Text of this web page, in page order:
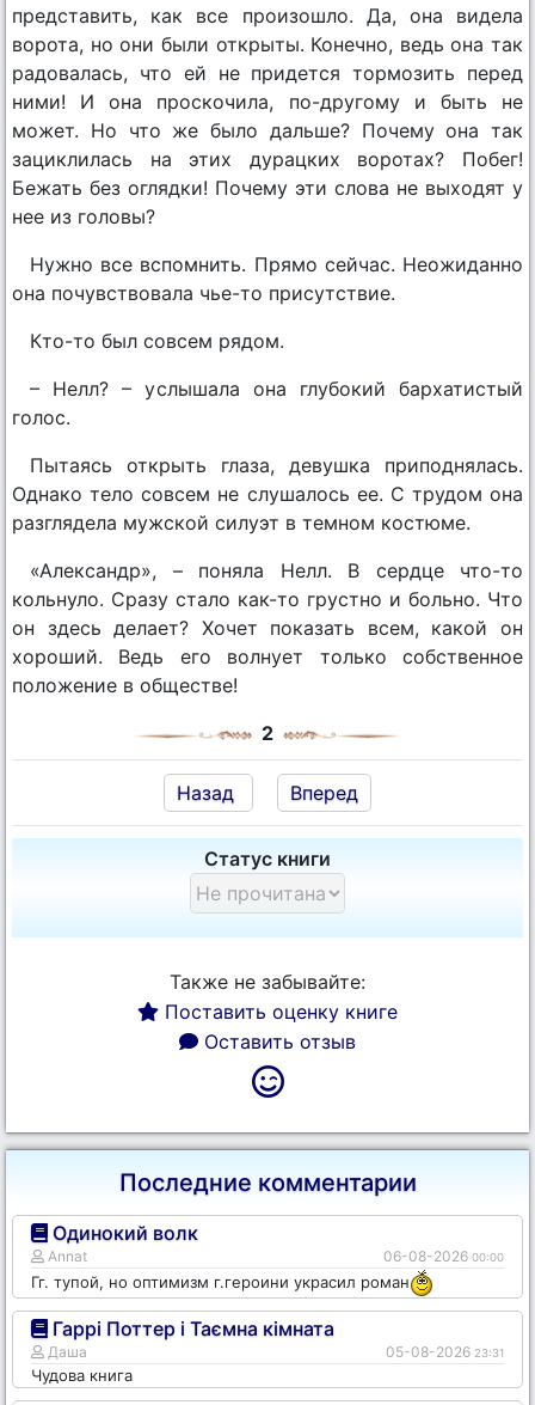
представить, как все произошло. Да, она видела
ворота, но они были открыты. Конечно, ведь она так
радовалась, что ей не придется тормозить перед
ними! И она проскочила, по-другому и быть не
может. Но что же было дальше? Почему она так
зациклилась на этих дурацких воротах? Побег!
Бежать без оглядки! Почему эти слова не выходят у
нее из головы?
Нужно все вспомнить. Прямо сейчас. Неожиданно
она почувствовала чье-то присутствие.
Кто-то был совсем рядом.
– Нелл? – услышала она глубокий бархатистый
голос.
Пытаясь открыть глаза, девушка приподнялась.
Однако тело совсем не слушалось ее. С трудом она
разглядела мужской силуэт в темном костюме.
«Александр», – поняла Нелл. В сердце что-то
кольнуло. Сразу стало как-то грустно и больно. Что
он здесь делает? Хочет показать всем, какой он
хороший. Ведь его волнует только собственное
положение в обществе!
2
Назад Вперед
Статус книги
Также не забывайте:
Поставить оценку книге
Оставить отзыв
Последние комментарии
Одинокий волк
Annat 06-08-2026 00:00
Гг. тупой, но оптимизм г.героини украсил роман
Гаррі Поттер і Таємна кімната
Даша 05-08-2026 23:31
Чудова книга